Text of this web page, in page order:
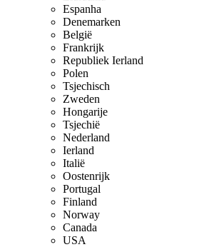
Espanha
Denemarken
België
Frankrijk
Republiek Ierland
Polen
Tsjechisch
Zweden
Hongarije
Tsjechië
Nederland
Ierland
Italië
Oostenrijk
Portugal
Finland
Norway
Canada
USA